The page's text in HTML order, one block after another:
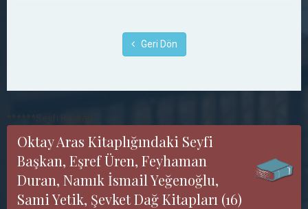
Geri Dön
******Seyfi Başkan
Oktay Aras Kitaplığındaki Seyfi
Başkan, Eşref Üren, Feyhaman
Duran, Namık İsmail Yeğenoğlu,
Sami Yetik, Şevket Dağ Kitapları (16)